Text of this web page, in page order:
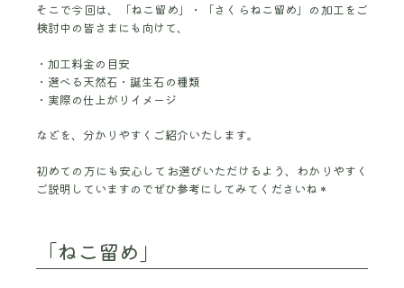
そこで今回は、「ねこ留め」・「さくらねこ留め」の加工をご
検討中の皆さまにも向けて、
加工料金の目安
選べる天然石・誕生石の種類
実際の仕上がりイメージ
などを、分かりやすくご紹介いたします。
初めての方にも安心してお選びいただけるよう、わかりやすく
ご説明していますのでぜひ参考にしてみてくださいね＊
「ねこ留め」